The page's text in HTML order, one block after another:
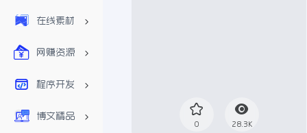
在线素材
网赚资源
程序开发
博文精品
0 28.3K